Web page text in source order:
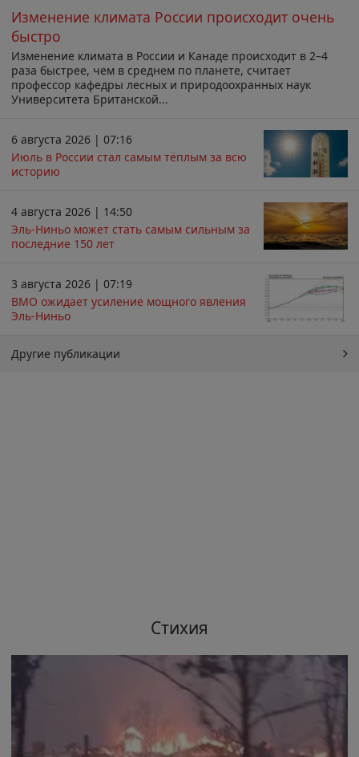
Изменение климата России происходит очень
быстро
Изменение климата в России и Канаде происходит в 2–4
раза быстрее, чем в среднем по планете, считает
профессор кафедры лесных и природоохранных наук
Университета Британской...
6 августа 2026 | 07:16
Июль в России стал самым тёплым за всю
историю
4 августа 2026 | 14:50
Эль-Ниньо может стать самым сильным за
последние 150 лет
3 августа 2026 | 07:19
ВМО ожидает усиление мощного явления
Эль-Ниньо
Другие публикации
Стихия